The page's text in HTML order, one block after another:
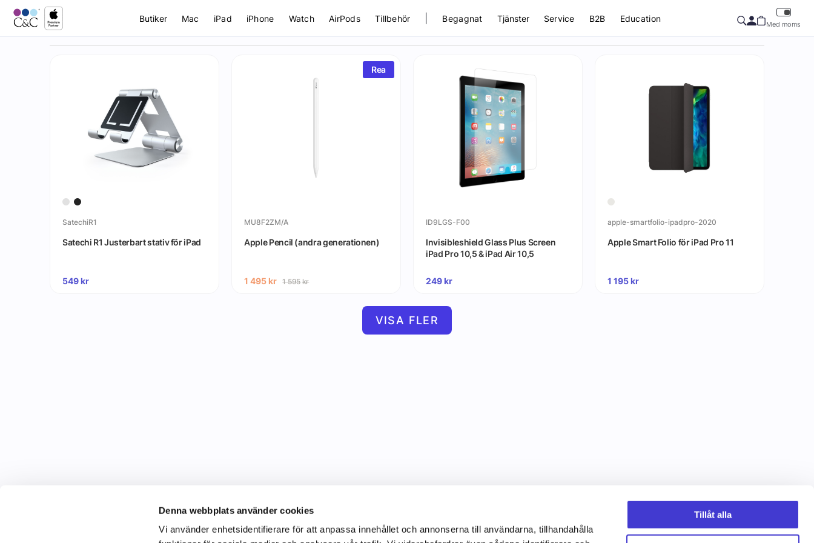
Denna webbplats använder cookies
Vi använder enhetsidentifierare för att anpassa innehållet och annonserna till användarna, tillhandahålla
Tillåt alla
Butiker Mac iPad iPhone Watch AirPods Tillbehör Begagnat Tjänster Service B2B Education
Med moms
SatechiR1
Satechi R1 Justerbart stativ för iPad
549kr
Rea
MU8F2ZM/A
Apple Pencil (andra generationen)
1 495 kr 1 595kr
ID9LGS-F00
Invisibleshield Glass Plus Screen
iPad Pro 10,5 & iPad Air 10,5
249kr
apple-smartfolio-ipadpro-2020
Apple Smart Folio för iPad Pro 11
1 195kr
VISA FLER
C&C Information